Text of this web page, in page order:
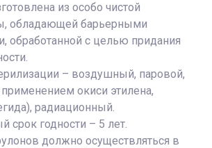
из особо чистой
обладающей барьерными
обработанной с целью придания
– воздушный, паровой,
окиси этилена,
радиационный.
срок годности – 5 лет.
должно осуществляться в